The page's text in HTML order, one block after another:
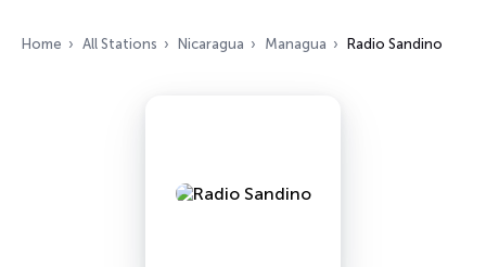
Home All Stations Nicaragua Managua Radio Sandino